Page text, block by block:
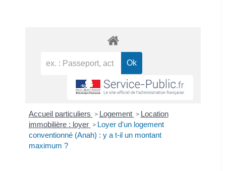
Accueil particuliers > Logement > Location
immobilière : loyer > Loyer d'un logement
conventionné (Anah) : y a t-il un montant
maximum ?